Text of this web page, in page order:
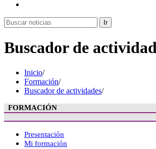
Ir
Buscador de
Inicio/
Formación/
Buscador de actividades/
FORMACIÓN
Presentación
Mi formación